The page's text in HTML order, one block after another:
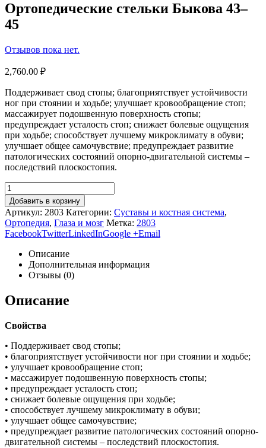
Ортопедические стельки Быкова 43–
45
Отзывов пока нет.
2,760.00 ₽
Поддерживает свод стопы; благоприятствует устойчивости
ног при стоянии и ходьбе; улучшает кровообращение стоп;
массажирует подошвенную поверхность стопы;
предупреждает усталость стоп; снижает болевые ощущения
при ходьбе; способствует лучшему микроклимату в обуви;
улучшает общее самочувствие; предупреждает развитие
патологических состояний опорно-двигательной системы –
последствий плоскостопия.
Добавить в корзину
Артикул: 2803 Категории: Суставы и костная система,
Ортопедия, Глаза и мозг Метка: 2803
FacebookTwitterLinkedInGoogle +Email
Описание
Дополнительная информация
Отзывы (0)
Описание
Свойства
• Поддерживает свод стопы;
• благоприятствует устойчивости ног при стоянии и ходьбе;
• улучшает кровообращение стоп;
• массажирует подошвенную поверхность стопы;
• предупреждает усталость стоп;
• снижает болевые ощущения при ходьбе;
• способствует лучшему микроклимату в обуви;
• улучшает общее самочувствие;
• предупреждает развитие патологических состояний опорно-
двигательной системы – последствий плоскостопия.